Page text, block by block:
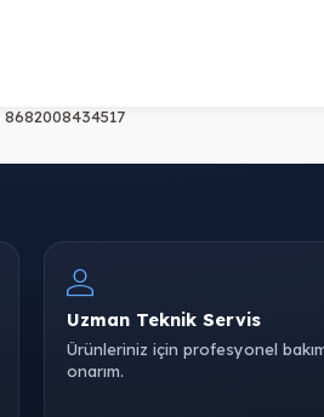
8682008434517
Uzman Teknik Servis
Ürünleriniz için profesyonel
onarım.